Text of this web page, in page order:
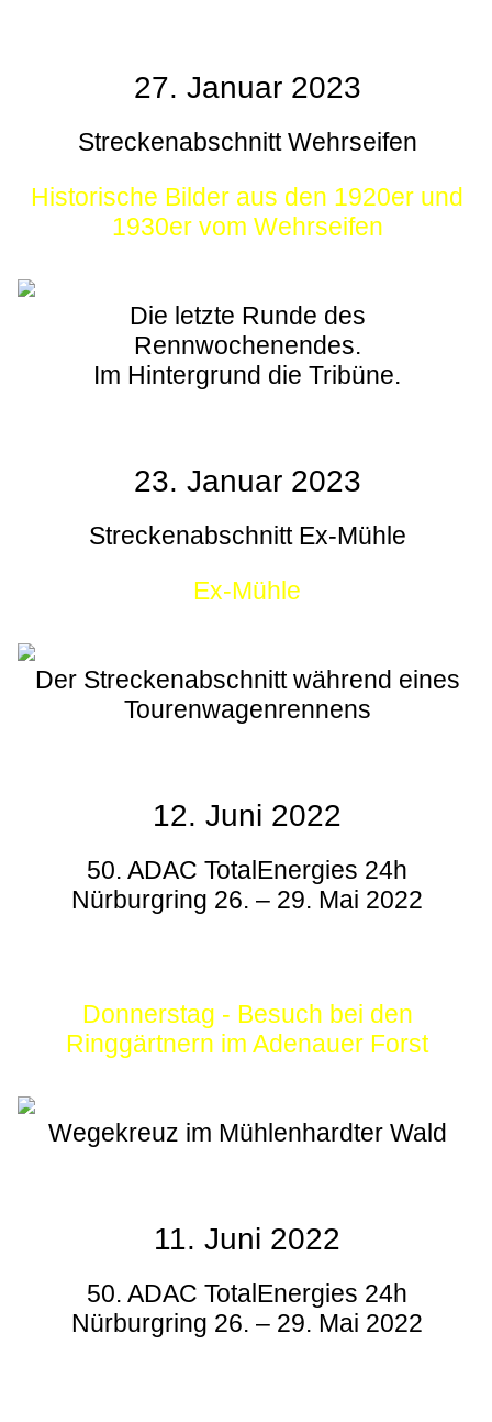
27. Januar 2023
Streckenabschnitt Wehrseifen
Historische Bilder aus den 1920er und
1930er vom Wehrseifen
Die letzte Runde des
Rennwochenendes.
Im Hintergrund die Tribüne.
23. Januar 2023
Streckenabschnitt Ex-Mühle
Ex-Mühle
Der Streckenabschnitt während eines
Tourenwagenrennens
12. Juni 2022
50. ADAC TotalEnergies 24h
Nürburgring 26. – 29. Mai 2022
Donnerstag - Besuch bei den
Ringgärtnern im Adenauer Forst
Wegekreuz im Mühlenhardter Wald
11. Juni 2022
50. ADAC TotalEnergies 24h
Nürburgring 26. – 29. Mai 2022